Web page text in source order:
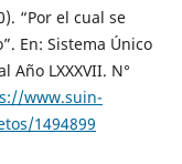
“Por el cual se
En: Sistema Único
LXXXVII. N°
www.suin-
1494899